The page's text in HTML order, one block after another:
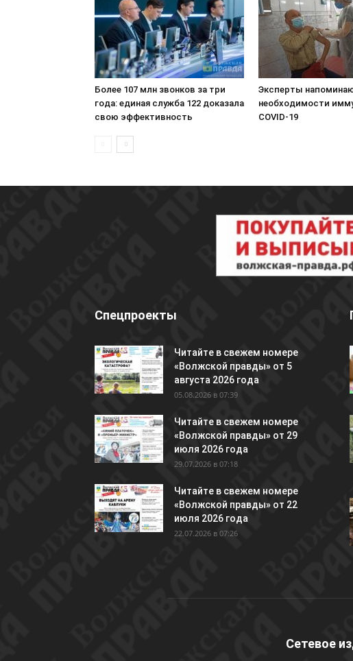
Более 107 млн звонков за три
года: единая служба 122 доказала
свою эффективность
Эксперты
необходимости
COVID-19
Спецпроекты
Читайте в свежем номере
«Волжской правды» от 5
августа 2026 года
05.08.2026 в 07:39
Читайте в свежем номере
«Волжской правды» от 29
июля 2026 года
29.07.2026 в 07:18
Читайте в свежем номере
«Волжской правды» от 22
июля 2026 года
22.07.2026 в 07:26
Сетевое